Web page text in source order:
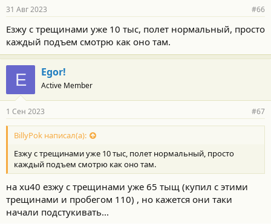
н
с
т
и
:
31 Авг 2023 #66
Езжу с трещинами уже 10 тыс, полет нормальный, просто
каждый подъем смотрю как оно там.
E Egor!
Active Member
1 Сен 2023 #67
BillyPok написал(а):
Езжу с трещинами уже 10 тыс, полет нормальный, просто
каждый подъем смотрю как оно там.
на xu40 езжу с трещинами уже 65 тыщ (купил с этими
трещинами и пробегом 110) , но кажется они таки
начали подстукивать...